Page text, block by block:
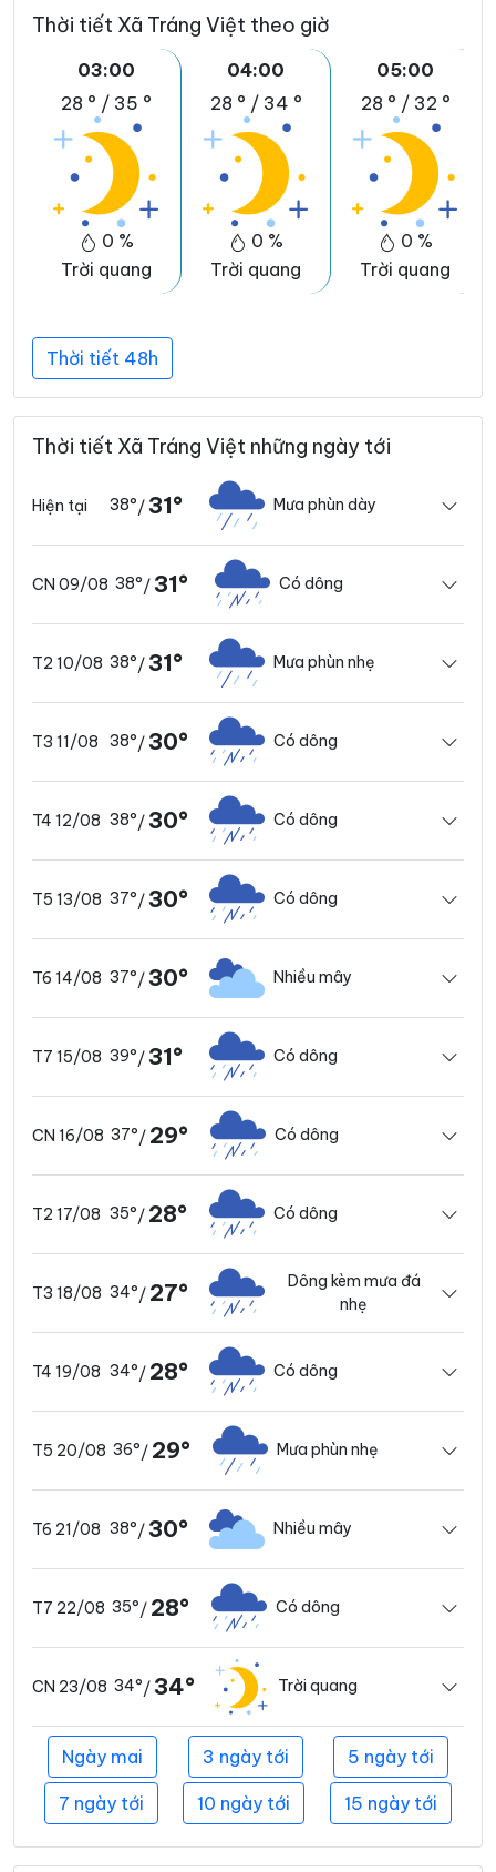
Thời tiết Xã Tráng Việt theo giờ
03:00
28 ° / 35 °
0 %
Trời quang
04:00
28 ° / 34 °
0 %
Trời quang
05:00
28 ° / 32 °
0 %
Trời quang
Thời tiết 48h
Thời tiết Xã Tráng Việt những ngày tới
Hiện tại 38°/31° Mưa phùn dày
CN 09/08 38°/31° Có dông
T2 10/08 38°/31° Mưa phùn nhẹ
T3 11/08 38°/30° Có dông
T4 12/08 38°/30° Có dông
T5 13/08 37°/30° Có dông
T6 14/08 37°/30° Nhiều mây
T7 15/08 39°/31° Có dông
CN 16/08 37°/ 29° Có dông
T2 17/08 35°/ 28° Có dông
T3 18/08 34°/ 27°
Dông kèm mưa đá
nhẹ
T4 19/08 34°/ 28° Có dông
T5 20/08 36°/ 29° Mưa phùn nhẹ
T6 21/08 38°/30° Nhiều mây
T7 22/08 35°/ 28° Có dông
CN 23/08 34°/34° Trời quang
Ngày mai 3 ngày tới 5 ngày tới
7 ngày tới 10 ngày tới 15 ngày tới